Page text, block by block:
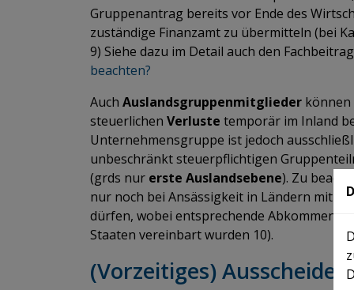
Gruppenantrag bereits vor Ende des
zuständige Finanzamt zu übermitteln (bei
9) Siehe dazu im Detail auch den
beachten?
Auch Auslandsgruppenmitglieder können
steuerlichen Verluste temporär im Inland
Unternehmensgruppe ist jedoch
unbeschränkt steuerpflichtigen
(grds nur erste Auslandsebene). Zu
nur noch bei Ansässigkeit in Ländern mit „
dürfen, wobei entsprechende Abkommen
Staaten vereinbart wurden 10).
(Vorzeitiges)